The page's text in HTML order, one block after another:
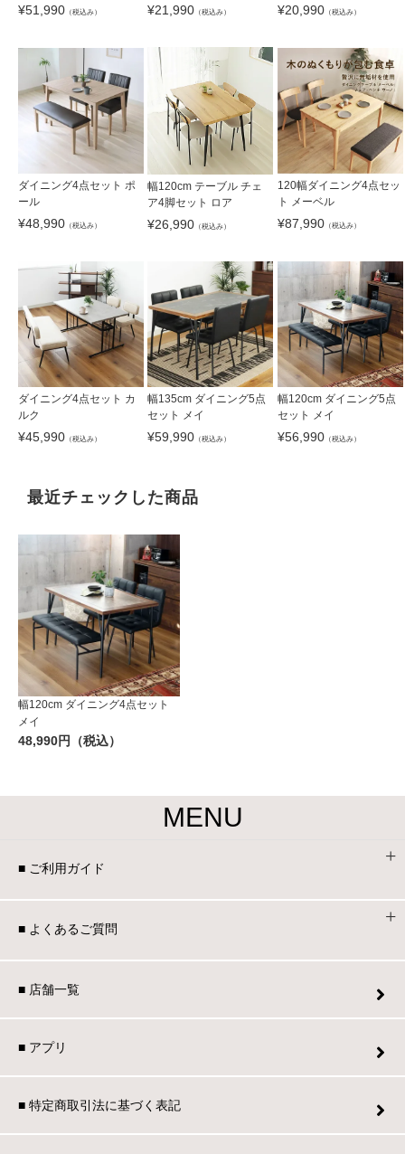
¥51,990 （税込み） ¥21,990 （税込み） ¥20,990（税込み）
ダイニング4点セット ポ
ール
¥48,990 （税込み）
幅120cm テーブル チェ
ア4脚セット ロア
¥26,990 （税込み）
120幅ダイニング4点セッ
ト メーベル
¥87,990（税込み）
ダイニング4点セット カ
ルク
¥45,990 （税込み）
幅135cm ダイニング5点
セット メイ
¥59,990 （税込み）
幅120cm ダイニング5点
セット メイ
¥56,990（税込み）
最近チェックした商品
幅120cm ダイニング4点セット
メイ
48,990円（税込）
MENU
■ ご利用ガイド
■ よくあるご質問
■ 店舗一覧
■ アプリ
■ 特定商取引法に基づく表記